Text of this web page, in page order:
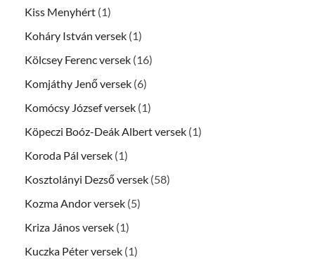
Kiss Menyhért (1)
Koháry István versek (1)
Kölcsey Ferenc versek (16)
Komjáthy Jenő versek (6)
Komócsy József versek (1)
Köpeczi Boóz-Deák Albert versek (1)
Koroda Pál versek (1)
Kosztolányi Dezső versek (58)
Kozma Andor versek (5)
Kriza János versek (1)
Kuczka Péter versek (1)